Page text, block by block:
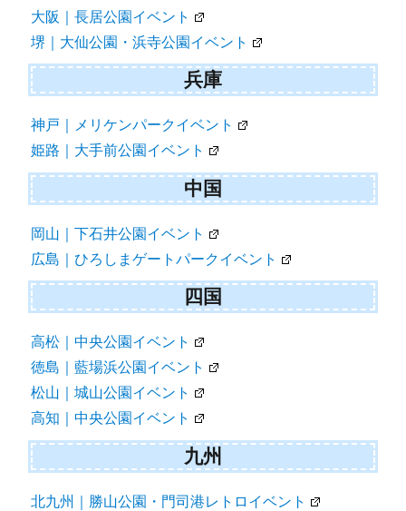
大阪｜長居公園イベント
堺｜大仙公園・浜寺公園イベント
兵庫
神戸｜メリケンパークイベント
姫路｜大手前公園イベント
中国
岡山｜下石井公園イベント
広島｜ひろしまゲートパークイベント
四国
高松｜中央公園イベント
徳島｜藍場浜公園イベント
松山｜城山公園イベント
高知｜中央公園イベント
九州
北九州｜勝山公園・門司港レトロイベント